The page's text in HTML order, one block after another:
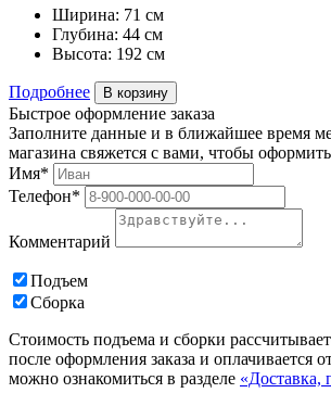
Ширина: 71 см
Глубина: 44 см
Высота: 192 см
Подробнее В корзину
Быстрое оформление заказа
Заполните данные и в ближайшее время
магазина свяжется с вами, чтобы оформить
Имя*
Телефон*
Комментарий
Подъем
Сборка
Стоимость подъема и сборки
после оформления заказа и оплачивается
можно ознакомиться в разделе «Доставка,